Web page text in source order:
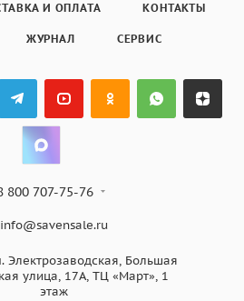
И ОПЛАТА КОНТАКТЫ
ЖУРНАЛ СЕРВИС
800 707-75-76
info@savensale.ru
Электрозаводская, Большая
улица, 17А, ТЦ «Март», 1
этаж